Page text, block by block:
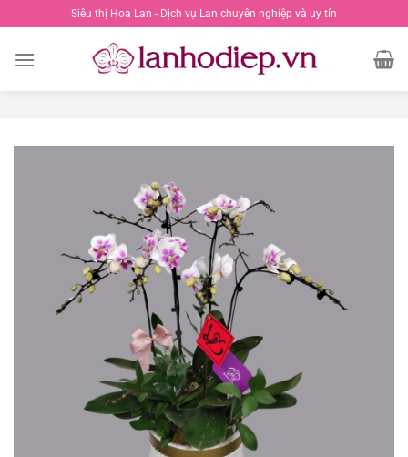
đến
nội
Siêu thị Hoa Lan - Dịch vụ Lan chuyên nghiệp và uy tín